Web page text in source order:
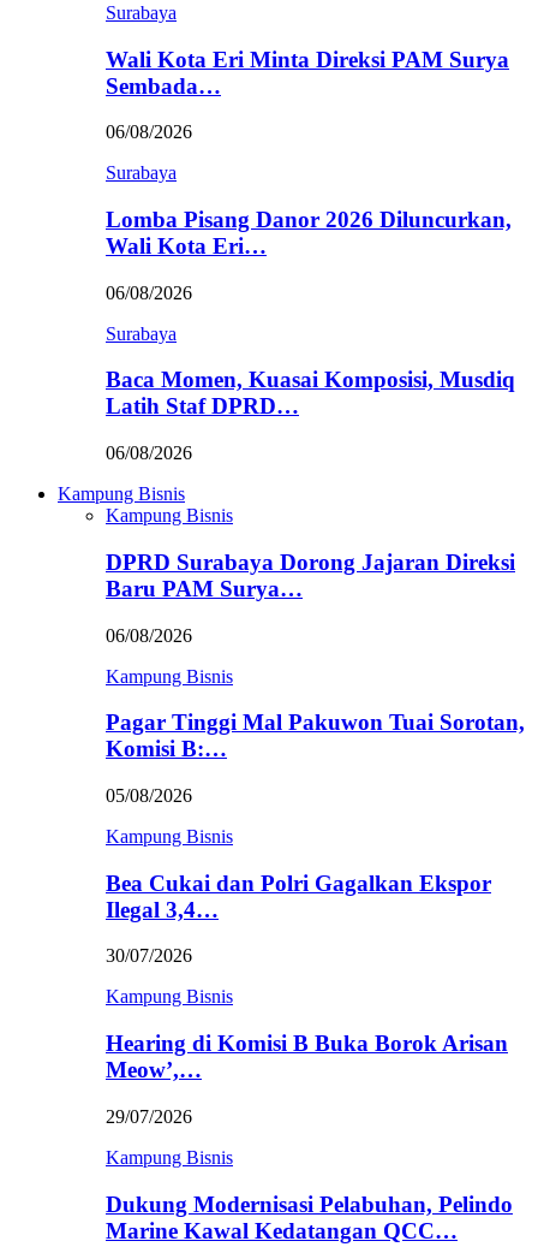
Surabaya
Wali Kota Eri Minta Direksi PAM Surya
Sembada…
06/08/2026
Surabaya
Lomba Pisang Danor 2026 Diluncurkan,
Wali Kota Eri…
06/08/2026
Surabaya
Baca Momen, Kuasai Komposisi, Musdiq
Latih Staf DPRD…
06/08/2026
Kampung Bisnis
Kampung Bisnis
DPRD Surabaya Dorong Jajaran Direksi
Baru PAM Surya…
06/08/2026
Kampung Bisnis
Pagar Tinggi Mal Pakuwon Tuai Sorotan,
Komisi B:…
05/08/2026
Kampung Bisnis
Bea Cukai dan Polri Gagalkan Ekspor
Ilegal 3,4…
30/07/2026
Kampung Bisnis
Hearing di Komisi B Buka Borok Arisan
Meow’,…
29/07/2026
Kampung Bisnis
Dukung Modernisasi Pelabuhan, Pelindo
Marine Kawal Kedatangan QCC…